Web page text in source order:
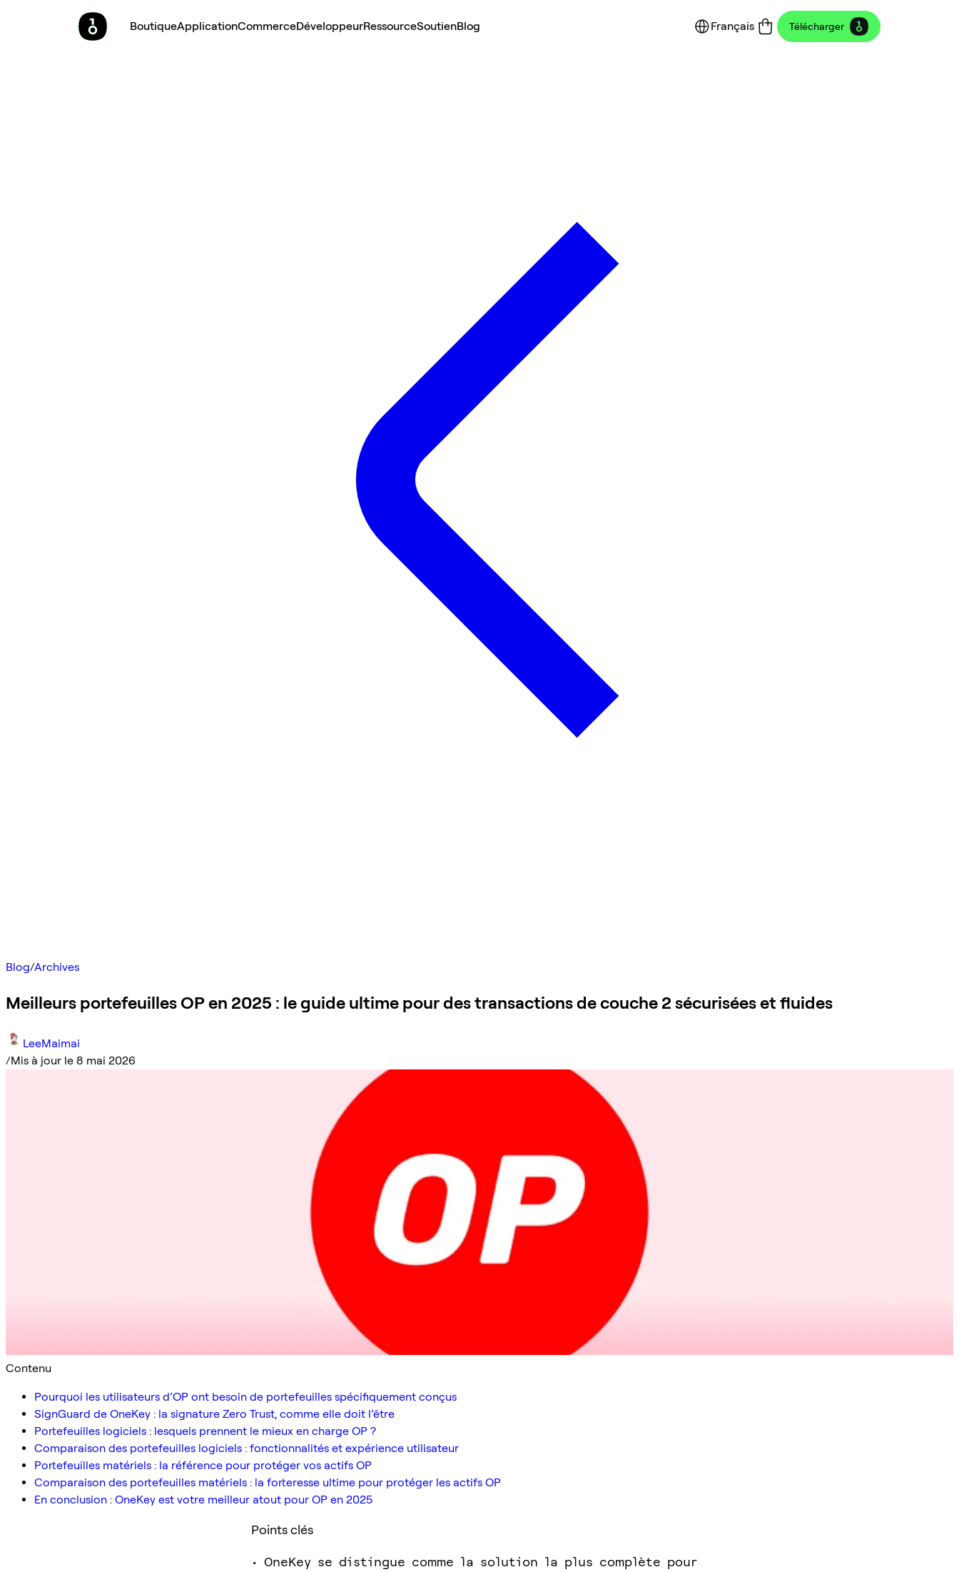
BoutiqueApplicationCommerceDéveloppeurRessourceSoutienBlog Français Télécharger
Blog/Archives
Meilleurs portefeuilles OP en 2025 : le guide ultime pour des transactions de couche 2 sécurisées et fluides
LeeMaimai
/Mis à jour le 8 mai 2026
Contenu
Pourquoi les utilisateurs d’OP ont besoin de portefeuilles spécifiquement conçus
SignGuard de OneKey : la signature Zero Trust, comme elle doit l’être
Portefeuilles logiciels : lesquels prennent le mieux en charge OP ?
Comparaison des portefeuilles logiciels : fonctionnalités et expérience utilisateur
Portefeuilles matériels : la référence pour protéger vos actifs OP
Comparaison des portefeuilles matériels : la forteresse ultime pour protéger les actifs OP
En conclusion : OneKey est votre meilleur atout pour OP en 2025
Points clés
• OneKey se distingue comme la solution la plus complète pour